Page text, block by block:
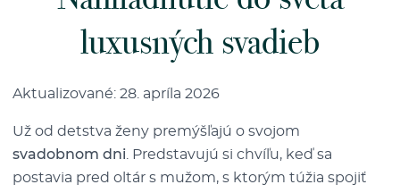
luxusných svadieb
Aktualizované: 28. apríla 2026
Už od detstva ženy premýšľajú o svojom
svadobnom dni . Predstavujú si chvíľu, keď sa
postavia pred oltár s mužom, s ktorým túžia spojiť